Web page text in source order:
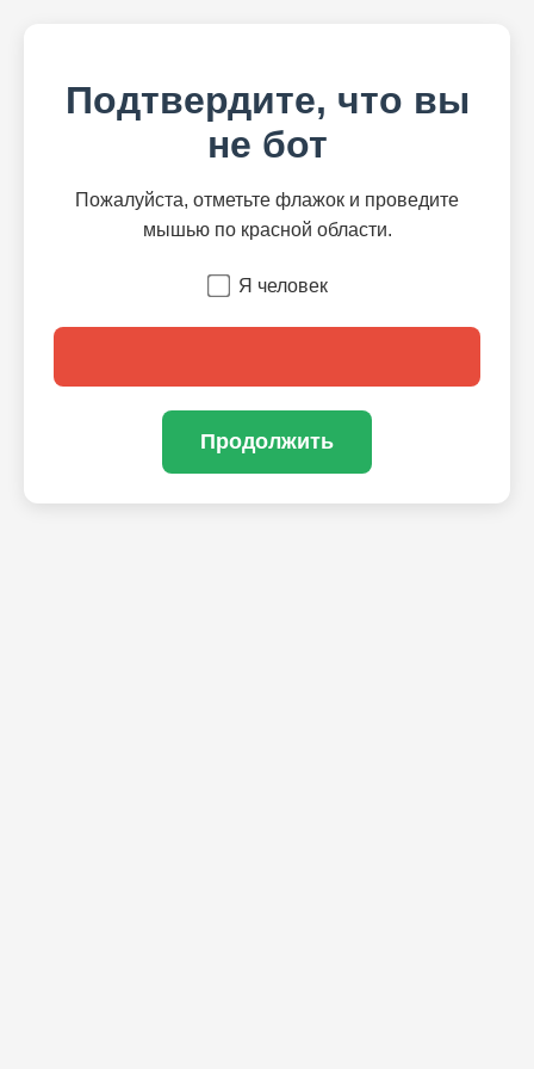
Подтвердите, что вы
не бот
Пожалуйста, отметьте флажок и проведите
мышью по красной области.
Я человек
Продолжить